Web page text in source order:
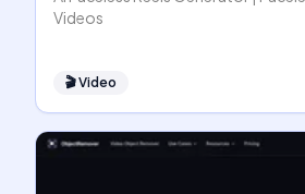
Videos
🎬Video